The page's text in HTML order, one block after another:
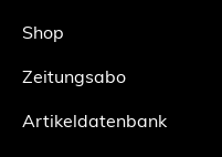
Shop
Zeitungsabo
Artikeldatenbank